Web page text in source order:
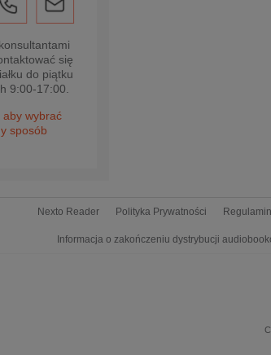
się
do piątku
9:00-17:00.
aby wybrać
sposób
Nexto Reader Polityka Prywatności Regulamin
Informacja o zakończeniu dystrybucji